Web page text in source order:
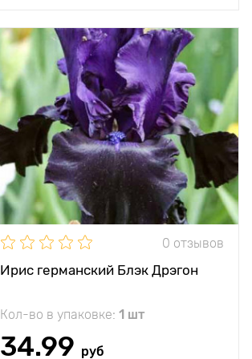
0 отзывов
Ирис германский Блэк Дрэгон
Кол-во в упаковке: 1 шт
34.99 руб
Особенности
Абсолютно новый
черный ирис!
Высота растения 80 - 90 см
Растояние между
растениями
50 - 60 см
Местоположение солнечное место
Морозостойкость минус 35°C
Глубина посадки 7 - 10 см